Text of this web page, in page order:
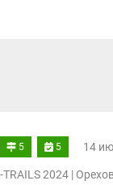
5 5 14
2024 |